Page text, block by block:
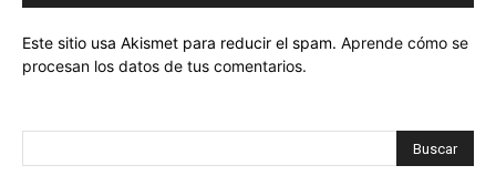
Este sitio usa Akismet para reducir el spam. Aprende cómo se
procesan los datos de tus comentarios.